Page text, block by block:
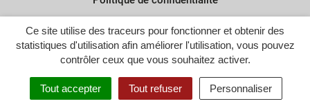
Ce site utilise des traceurs pour fonctionner et obtenir des
statistiques d'utilisation afin améliorer l'utilisation, vous pouvez
contrôler ceux que vous souhaitez activer.
Tout accepter Tout refuser Personnaliser
Accessibilité : partiellement conforme
Site réalisé parInovagora (ouverture dans un